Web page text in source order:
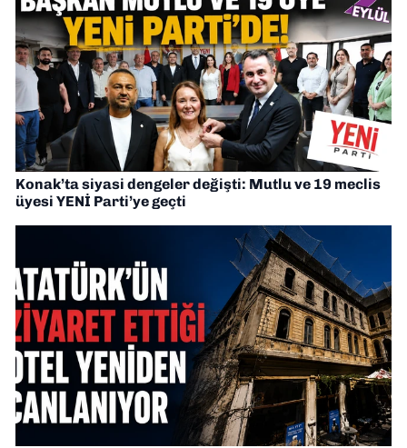
Konak’ta siyasi dengeler değişti: Mutlu ve 19 meclis
üyesi YENİ Parti’ye geçti